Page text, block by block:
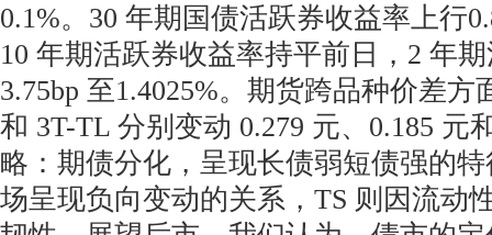
0.1%。30 年期国债活跃券收益率上行
10 年期活跃券收益率持平前日，2 年
3.75bp 至1.4025%。期货跨品种价差方
和 3T-TL 分别变动 0.279 元、0.185 元
略：期债分化，呈现长债弱短债强的
场呈现负向变动的关系，TS 则因流动